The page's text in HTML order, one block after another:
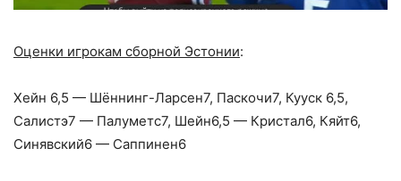
Оценки игрокам сборной Эстонии:
Хейн 6,5 — Шённинг-Ларсен7, Паскочи7, Кууск 6,5,
Салистэ7 — Палуметс7, Шейн6,5 — Кристал6, Кяйт6,
Синявский6 — Саппинен6